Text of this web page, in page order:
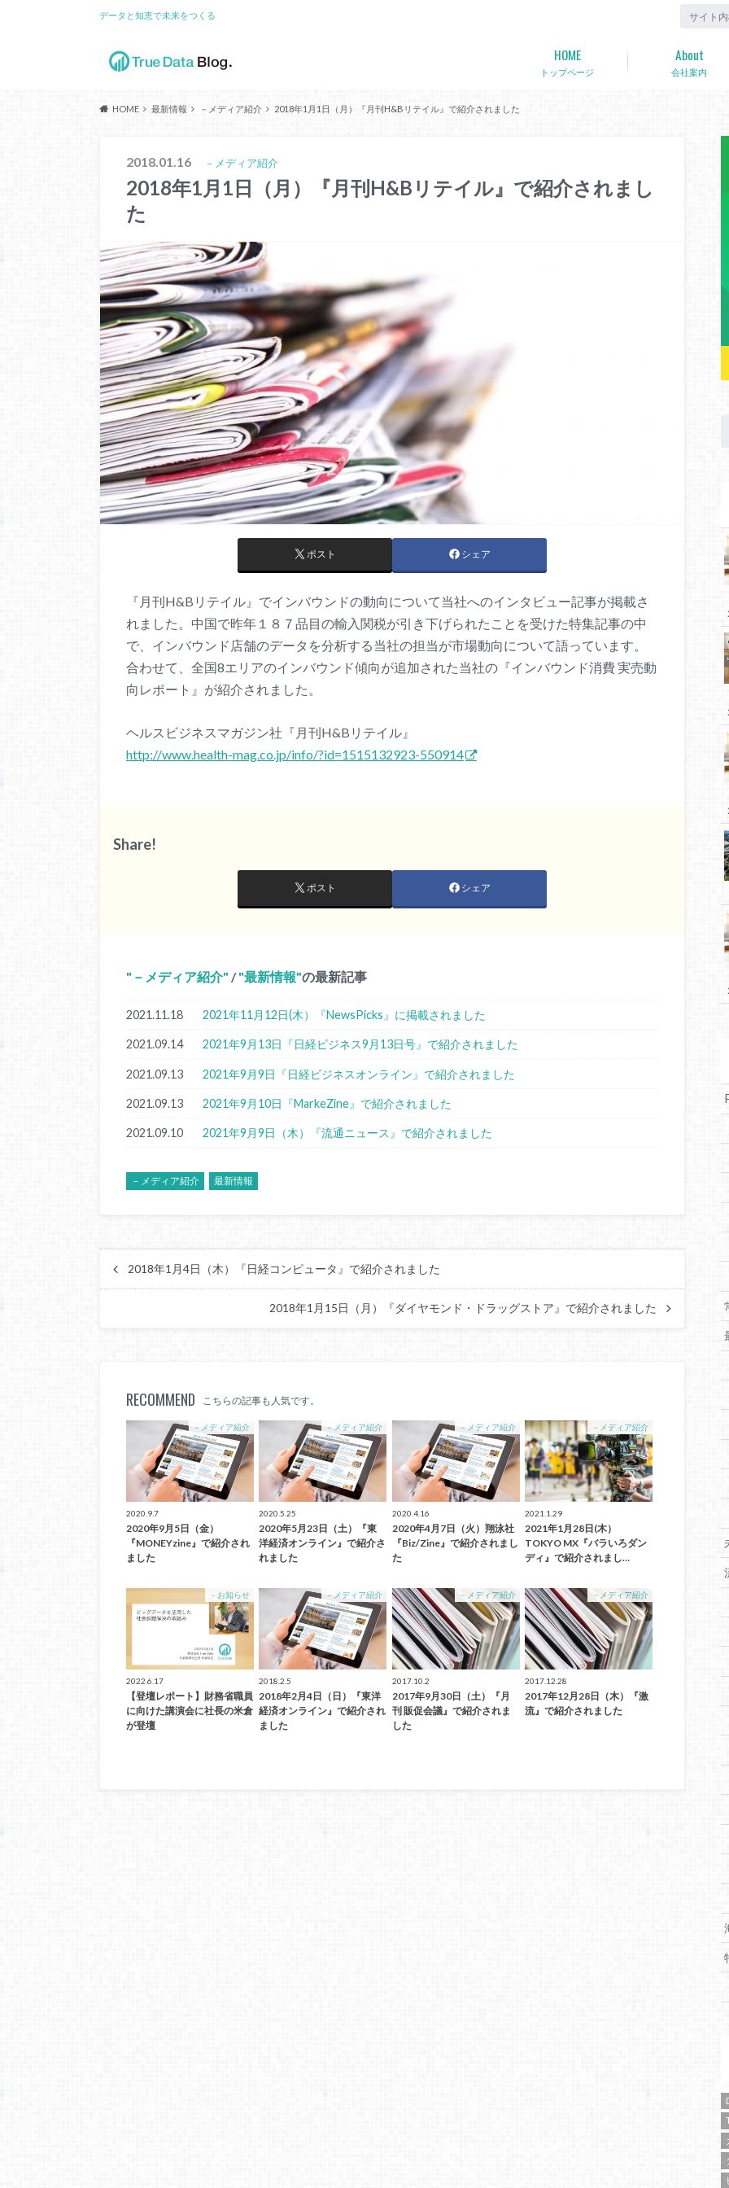
データと知恵で未来をつくる
トップページ
HOME
会社案内
About
HOME 最新情報 －メディア紹介 2018年1月1日（月）『月刊H&Bリテイル』で紹介されました
2018.01.16 －メディア紹介
2018年1月1日（月）『月刊H&Bリテイル』で紹介されまし
た
ポスト シェア
『月刊H&Bリテイル』でインバウンドの動向について当社へのインタビュー記事が掲載さ
れました。中国で昨年１８７品目の輸入関税が引き下げられたことを受けた特集記事の中
で、インバウンド店舗のデータを分析する当社の担当が市場動向について語っています。
合わせて、全国8エリアのインバウンド傾向が追加された当社の『インバウンド消費 実売動
向レポート』が紹介されました。
ヘルスビジネスマガジン社『月刊H&Bリテイル』
http://www.health-mag.co.jp/info/?id=1515132923-550914
Share!
ポスト シェア
－メディア紹介 / 最新情報 の最新記事
2021.11.18 2021年11月12日(木）『NewsPicks』に掲載されました
2021.09.14 2021年9月13日『日経ビジネス9月13日号』で紹介されました
2021.09.13 2021年9月9日『日経ビジネスオンライン』で紹介されました
2021.09.13 2021年9月10日『MarkeZine』で紹介されました
2021.09.10 2021年9月9日（木）『流通ニュース』で紹介されました
－メディア紹介 最新情報
2018年1月4日（木）『日経コンピュータ』で紹介されました
2018年1月15日（月）『ダイヤモンド・ドラッグストア』で紹介されました
RECOMMEND こちらの記事も人気です。
－メディア紹介
2020.9.7
2020年9月5日（金）
『MONEYzine』で紹介され
ました
－メディア紹介
2020.5.25
2020年5月23日（土）『東
洋経済オンライン』で紹介さ
れました
－メディア紹介
2020.4.16
2020年4月7日（火）翔泳社
『Biz/Zine』で紹介されまし
た
－メディア紹介
2021.1.29
2021年1月28日(木）
TOKYO MX『バラいろダン
ディ』で紹介されまし…
－お知らせ
2022.6.17
【登壇レポート】財務省職員
に向けた講演会に社長の米倉
が登壇
－メディア紹介
2018.2.5
2018年2月4日（日）『東洋
経済オンライン』で紹介され
ました
－メディア紹介
2017.10.2
2017年9月30日（土）『月
刊 販促会議』で紹介されま
した
－メディア紹介
2017.12.28
2017年12月28日（木）『激
流』で紹介されました